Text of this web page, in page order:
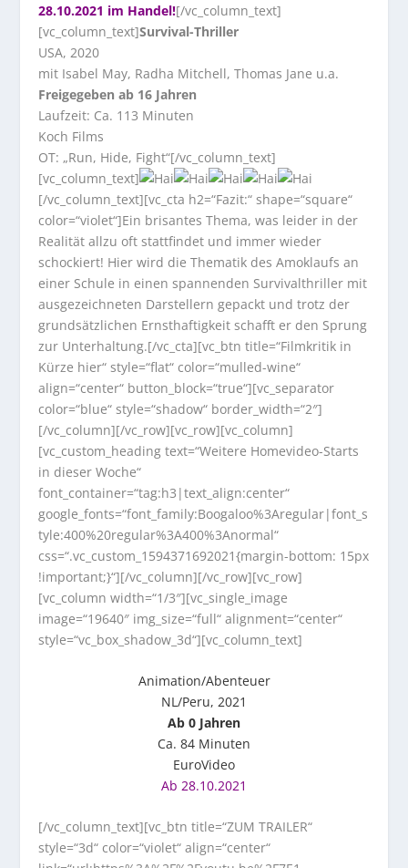
28.10.2021 im Handel![/vc_column_text]
[vc_column_text]Survival-Thriller
USA, 2020
mit Isabel May, Radha Mitchell, Thomas Jane u.a.
Freigegeben ab 16 Jahren
Laufzeit: Ca. 113 Minuten
Koch Films
OT: „Run, Hide, Fight“[/vc_column_text]
[vc_column_text]
[/vc_column_text][vc_cta h2=“Fazit:“ shape=“square“
color=“violet“]Ein brisantes Thema, was leider in der
Realität allzu oft stattfindet und immer wieder
schockiert! Hier wird die Thematik des Amoklaufs an
einer Schule in einen spannenden Survivalthriller mit
ausgezeichneten Darstellern gepackt und trotz der
grundsätzlichen Ernsthaftigkeit schafft er den Sprung
zur Unterhaltung.[/vc_cta][vc_btn title=“Filmkritik in
Kürze hier“ style=“flat“ color=“mulled-wine“
align=“center“ button_block=“true“][vc_separator
color=“blue“ style=“shadow“ border_width=“2″]
[/vc_column][/vc_row][vc_row][vc_column]
[vc_custom_heading text=“Weitere Homevideo-Starts
in dieser Woche“
font_container=“tag:h3|text_align:center“
google_fonts=“font_family:Boogaloo%3Aregular|font_s
tyle:400%20regular%3A400%3Anormal“
css=“.vc_custom_1594371692021{margin-bottom: 15px
!important;}“][/vc_column][/vc_row][vc_row]
[vc_column width=“1/3″][vc_single_image
image=“19640″ img_size=“full“ alignment=“center“
style=“vc_box_shadow_3d“][vc_column_text]
Animation/Abenteuer
NL/Peru, 2021
Ab 0 Jahren
Ca. 84 Minuten
EuroVideo
Ab 28.10.2021
[/vc_column_text][vc_btn title=“ZUM TRAILER“
style=“3d“ color=“violet“ align=“center“